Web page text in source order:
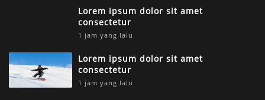
Lorem ipsum dolor sit amet
consectetur
1 jam yang lalu
Lorem ipsum dolor sit amet
consectetur
1 jam yang lalu